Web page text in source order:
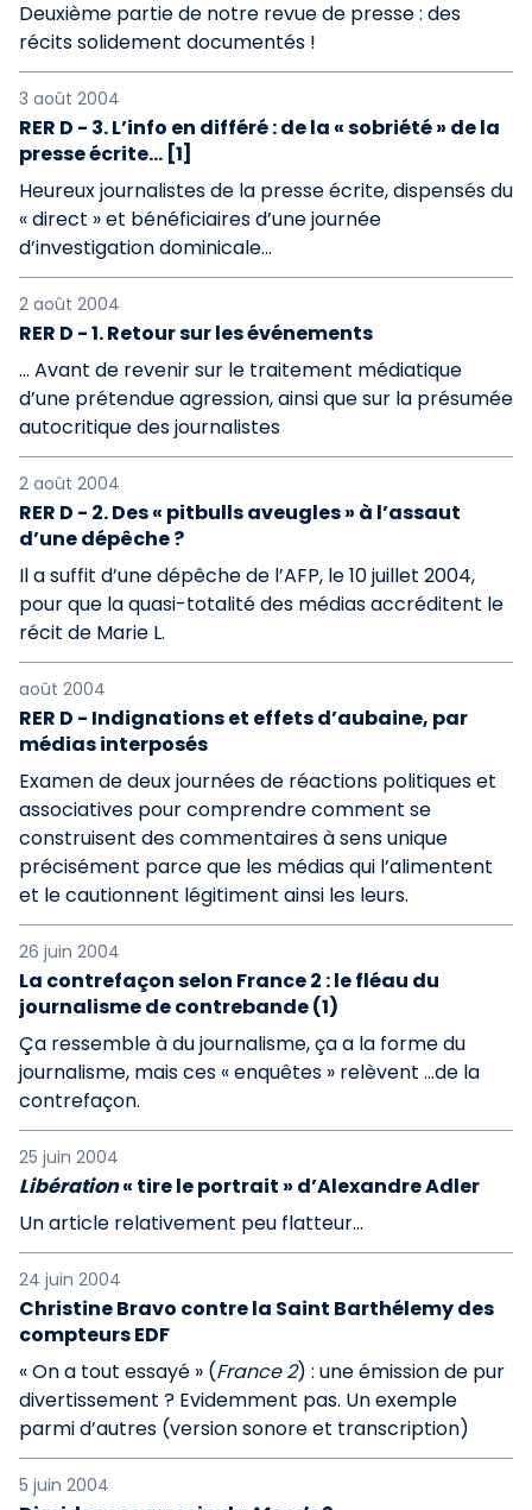
Deuxième partie de notre revue de presse : des
récits solidement documentés !
3 août 2004
RER D - 3. L’info en différé : de la « sobriété » de la
presse écrite... [1]
Heureux journalistes de la presse écrite, dispensés du
« direct » et bénéficiaires d’une journée
d’investigation dominicale...
2 août 2004
RER D - 1. Retour sur les événements
... Avant de revenir sur le traitement médiatique
d’une prétendue agression, ainsi que sur la présumée
autocritique des journalistes
2 août 2004
RER D - 2. Des « pitbulls aveugles » à l’assaut
d’une dépêche ?
Il a suffit d’une dépêche de l’AFP, le 10 juillet 2004,
pour que la quasi-totalité des médias accréditent le
récit de Marie L.
août 2004
RER D - Indignations et effets d’aubaine, par
médias interposés
Examen de deux journées de réactions politiques et
associatives pour comprendre comment se
construisent des commentaires à sens unique
précisément parce que les médias qui l’alimentent
et le cautionnent légitiment ainsi les leurs.
26 juin 2004
La contrefaçon selon France 2 : le fléau du
journalisme de contrebande (1)
Ça ressemble à du journalisme, ça a la forme du
journalisme, mais ces « enquêtes » relèvent ...de la
contrefaçon.
25 juin 2004
Libération« tire le portrait » d’Alexandre Adler
Un article relativement peu flatteur...
24 juin 2004
Christine Bravo contre la Saint Barthélemy des
compteurs EDF
« On a tout essayé » (France 2) : une émission de pur
divertissement ? Evidemment pas. Un exemple
parmi d’autres (version sonore et transcription)
5 juin 2004